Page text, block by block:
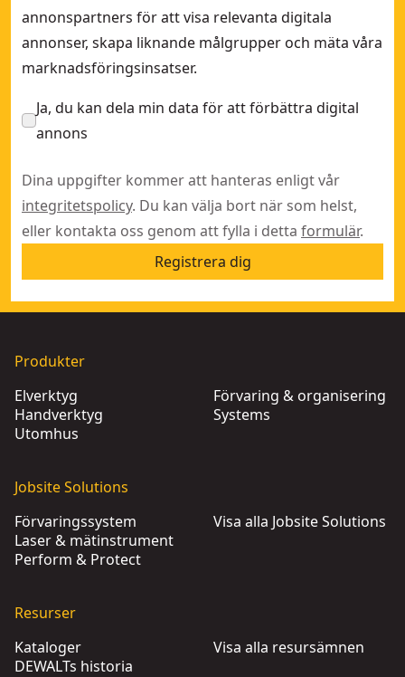
annonspartners för att visa relevanta digitala
annonser, skapa liknande målgrupper och mäta våra
marknadsföringsinsatser.
Ja, du kan dela min data för att förbättra digital
annons
Dina uppgifter kommer att hanteras enligt vår
integritetspolicy. Du kan välja bort när som helst,
eller kontakta oss genom att fylla i detta formulär.
Registrera dig
Produkter
Elverktyg
Handverktyg
Utomhus
Förvaring & organisering
Systems
Jobsite Solutions
Förvaringssystem
Laser & mätinstrument
Perform & Protect
Visa alla Jobsite Solutions
Resurser
Kataloger
DEWALTs historia
Visa alla resursämnen